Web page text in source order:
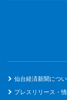
仙台経済新聞につ
プレスリリース・